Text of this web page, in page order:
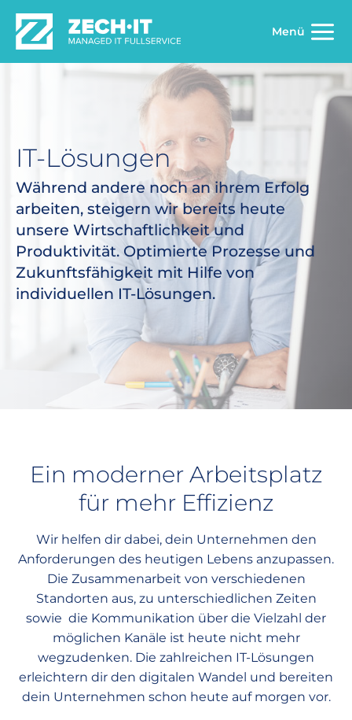
Inhalt
springen
Menü
IT-Lösungen
Während andere noch an ihrem Erfolg
arbeiten, steigern wir bereits heute
unsere Wirtschaftlichkeit und
Produktivität. Optimierte Prozesse und
Zukunftsfähigkeit mit Hilfe von
individuellen IT-Lösungen.
Ein moderner Arbeitsplatz
für mehr Effizienz
Wir helfen dir dabei, dein Unternehmen den
Anforderungen des heutigen Lebens anzupassen.
Die Zusammenarbeit von verschiedenen
Standorten aus, zu unterschiedlichen Zeiten
sowie die Kommunikation über die Vielzahl der
möglichen Kanäle ist heute nicht mehr
wegzudenken. Die zahlreichen IT-Lösungen
erleichtern dir den digitalen Wandel und bereiten
dein Unternehmen schon heute auf morgen vor.